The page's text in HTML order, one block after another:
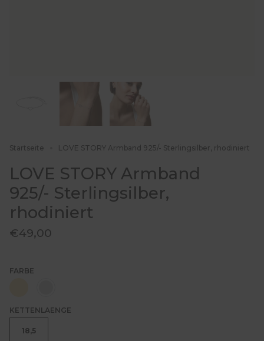
Startseite LOVE STORY Armband 925/- Sterlingsilber, rhodiniert
LOVE STORY Armband
925/- Sterlingsilber,
rhodiniert
€49,00
FARBE
KETTENLAENGE
18,5